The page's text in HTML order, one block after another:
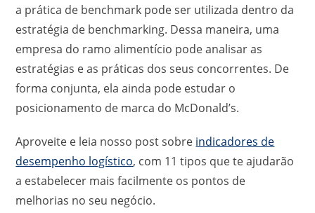
a prática de benchmark pode ser utilizada dentro da
estratégia de benchmarking. Dessa maneira, uma
empresa do ramo alimentício pode analisar as
estratégias e as práticas dos seus concorrentes. De
forma conjunta, ela ainda pode estudar o
posicionamento de marca do McDonald’s.
Aproveite e leia nosso post sobre indicadores de
desempenho logístico, com 11 tipos que te ajudarão
a estabelecer mais facilmente os pontos de
melhorias no seu negócio.